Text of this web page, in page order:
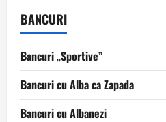
BANCURI
Bancuri „Sportive”
Bancuri cu Alba ca Zapada
Bancuri cu Albanezi